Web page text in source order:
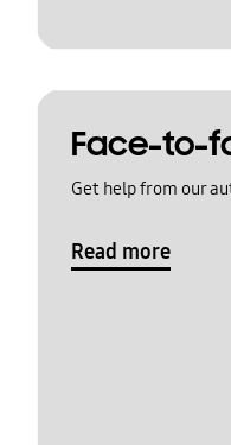
Face-to-
Get help from our
Read more